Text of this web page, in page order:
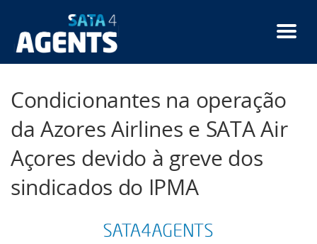
conteúdo
Condicionantes na operação
da Azores Airlines e SATA Air
Açores devido à greve dos
sindicados do IPMA